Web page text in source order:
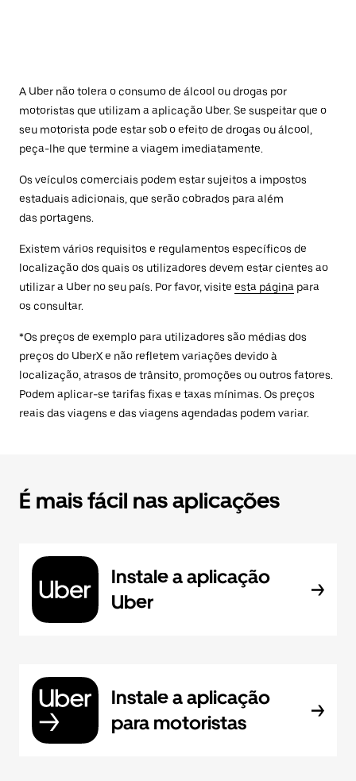
A Uber não tolera o consumo de álcool ou drogas por
motoristas que utilizam a aplicação Uber. Se suspeitar que o
seu motorista pode estar sob o efeito de drogas ou álcool,
peça-lhe que termine a viagem imediatamente.
Os veículos comerciais podem estar sujeitos a impostos
estaduais adicionais, que serão cobrados para além
das portagens.
Existem vários requisitos e regulamentos específicos de
localização dos quais os utilizadores devem estar cientes ao
utilizar a Uber no seu país. Por favor, visite esta página para
os consultar.
*Os preços de exemplo para utilizadores são médias dos
preços do UberX e não refletem variações devido à
localização, atrasos de trânsito, promoções ou outros fatores.
Podem aplicar-se tarifas fixas e taxas mínimas. Os preços
reais das viagens e das viagens agendadas podem variar.
É mais fácil nas aplicações
Instale a aplicação
Uber
Instale a aplicação
para motoristas